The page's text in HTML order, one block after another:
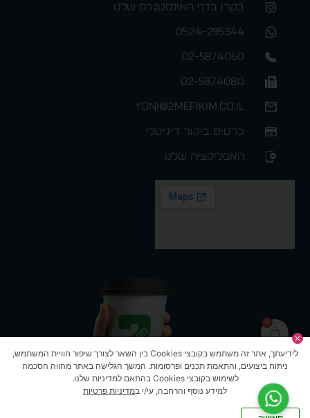
0
בקרו בדף האינסטגרם שלנו
0524-295344
02-5874060
02-5874080
yoni@2mefikim.co.il
כרטיס ביקור דיגיטלי
האפליקציה שלנו
לידיעתך, אתר זה משתמש בקובצי Cookies בין השאר לצורך שיפור חוויית המשתמש,
ניתוח ביצועים, והתאמת תכנים ופרסומות. המשך הגלישה באתר מהווה הסכמה
לשימוש בקובצי Cookies בהתאם למדיניות שלנו.
למידע נוסף והרחבה, עי/י במדיניות פרטיות